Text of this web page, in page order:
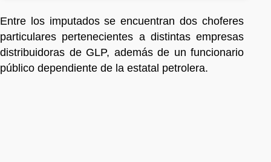
Entre los imputados se encuentran dos choferes
particulares pertenecientes a distintas empresas
distribuidoras de GLP, además de un funcionario
público dependiente de la estatal petrolera.